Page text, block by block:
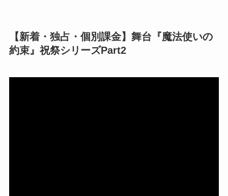
【新着・独占・個別課金】舞台『魔法使いの
約束』祝祭シリーズPart2